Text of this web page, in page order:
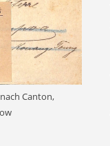
Canton,